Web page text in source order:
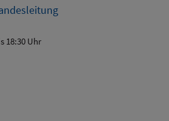
18:30 Uhr